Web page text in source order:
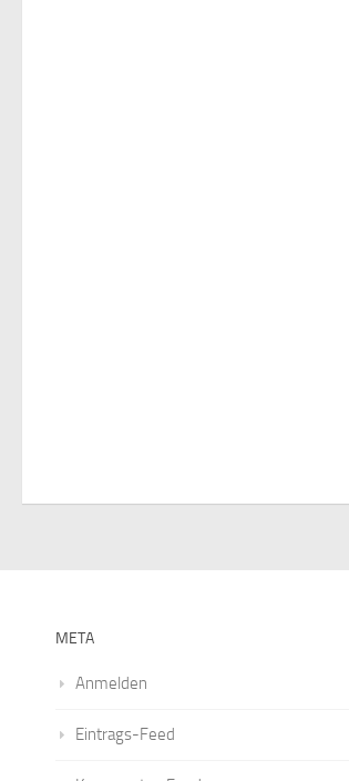
o
META
Anmelden
Eintrags-Feed